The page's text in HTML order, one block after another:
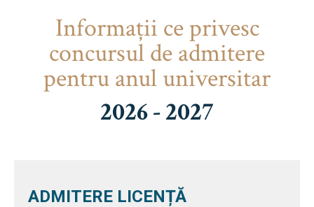
Informaţii ce privesc
concursul de admitere
pentru anul universitar
2026 - 2027
ADMITERE LICENȚĂ